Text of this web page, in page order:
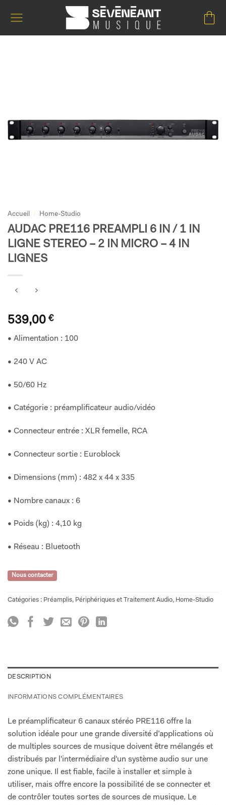
Accueil / Home-Studio
AUDAC PRE116 PREAMPLI 6 IN / 1 IN
LIGNE STEREO – 2 IN MICRO – 4 IN
LIGNES
539,00 €
• Alimentation : 100
• 240 V AC
• 50/60 Hz
• Catégorie : préamplificateur audio/vidéo
• Connecteur entrée : XLR femelle, RCA
• Connecteur sortie : Euroblock
• Dimensions (mm) : 482 x 44 x 335
• Nombre canaux : 6
• Poids (kg) : 4,10 kg
• Réseau : Bluetooth
Nous contacter
Catégories : Préamplis, Périphériques et Traitement Audio, Home-Studio
DESCRIPTION
INFORMATIONS COMPLÉMENTAIRES
Le préamplificateur 6 canaux stéréo PRE116 offre la
solution idéale pour une grande diversité d’applications où
de multiples sources de musique doivent être mélangés et
distribués par l'intermédiaire d'un système audio sur une
zone unique. Il est fiable, facile à installer et simple à
utiliser, mais offre encore la possibilité de se connecter et
de contrôler toutes sortes de sources de musique. Le